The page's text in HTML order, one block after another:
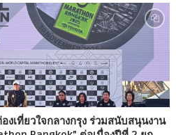
งเที่ยวใจกลางกรุง ร่วมสนับสนุนงาน